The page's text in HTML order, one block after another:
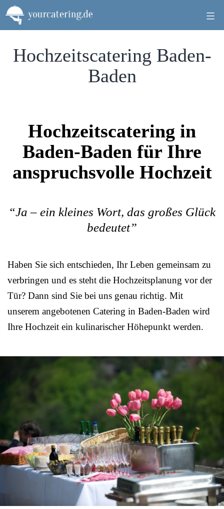
Zum
Inhalt
springen
Hochzeitscatering Baden-
Baden
Hochzeitscatering in
Baden-Baden für Ihre
anspruchsvolle Hochzeit
“Ja – ein kleines Wort, das großes Glück
bedeutet”
Haben Sie sich entschieden, Ihr Leben gemeinsam zu
verbringen und es steht die Hochzeitsplanung vor der
Tür? Dann sind Sie bei uns genau richtig. Mit
unserem angebotenen Catering in Baden-Baden wird
Ihre Hochzeit ein kulinarischer Höhepunkt werden.